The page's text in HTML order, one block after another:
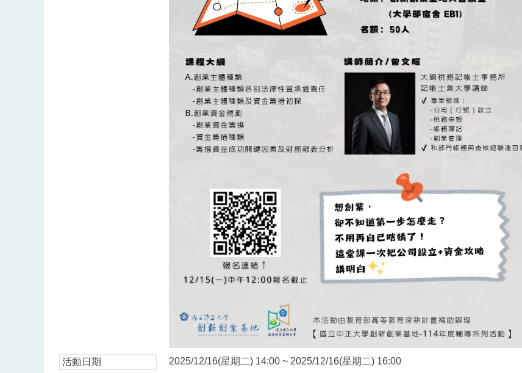
活動日期 2025/12/16(星期二) 14:00 ~ 2025/12/16(星期二) 16:00